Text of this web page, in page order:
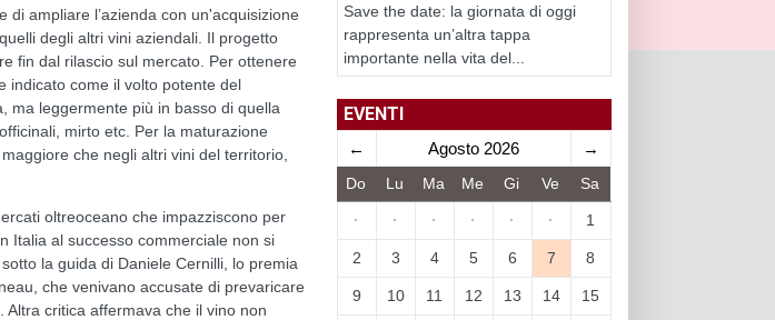
ampliare l’azienda con un'acquisizione
degli altri vini aziendali. Il progetto
fin dal rilascio sul mercato. Per ottenere
indicato come il volto potente del
ma leggermente più in basso di quella
mirto etc. Per la maturazione
che negli altri vini del territorio,
oltreoceano che impazziscono per
Italia al successo commerciale non si
la guida di Daniele Cernilli, lo premia
che venivano accusate di prevaricare
critica affermava che il vino non
Save the date: la giornata di oggi
rappresenta un’altra tappa
importante nella vita del...
EVENTI
← Agosto 2026 →
Do Lu Ma Me Gi Ve Sa
· · · · · · 1
2 3 4 5 6 7 8
9 10 11 12 13 14 15